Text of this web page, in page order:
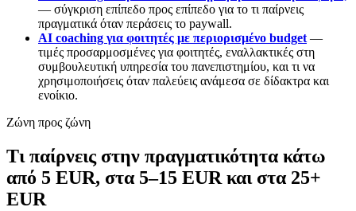
— σύγκριση επίπεδο προς επίπεδο για το τι παίρνεις
πραγματικά όταν περάσεις το paywall.
AI coaching για φοιτητές με περιορισμένο budget —
τιμές προσαρμοσμένες για φοιτητές, εναλλακτικές στη
συμβουλευτική υπηρεσία του πανεπιστημίου, και τι να
χρησιμοποιήσεις όταν παλεύεις ανάμεσα σε δίδακτρα και
ενοίκιο.
Ζώνη προς ζώνη
Τι παίρνεις στην πραγματικότητα κάτω
από 5 EUR, στα 5–15 EUR και στα 25+
EUR